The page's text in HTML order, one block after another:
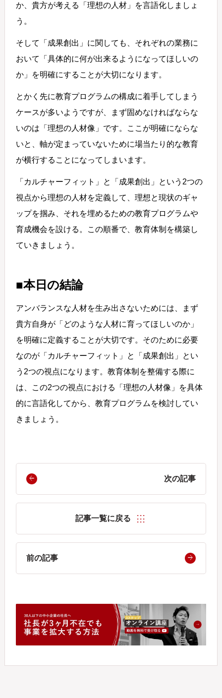
か、貴方が考える「理想の人材」を言語化しましょ
う。
そして「成果創出」に関しても、それぞれの業務に
おいて「具体的に何が出来るようになってほしいの
か」を明確にすることが大切になります。
とかく先に教育プログラムの構成に着手してしまう
ケースが多いようですが、まず固めなければならな
いのは「理想の人材像」です。ここが明確にならな
いと、軸が定まっていないために場当たり的な教育
が横行することになってしまいます。
「カルチャーフィット」と「成果創出」という2つの
視点から理想の人材を定義して、理想と現状のギャ
ップを掴み、それを埋めるための教育プログラムや
育成機会を設ける。この順番で、教育体制を構築し
ていきましょう。
■本日の結論
アンバランスな人材を生み出さないためには、まず
貴方自身が「どのような人材に育ってほしいのか」
を明確に定義することが大切です。そのために必要
なのが「カルチャーフィット」と「成果創出」とい
う2つの視点になります。教育体制を整備する際に
は、この2つの視点における「理想の人材像」を具体
的に言語化してから、教育プログラムを検討してい
きましょう。
次の記事
記事一覧に戻る
前の記事